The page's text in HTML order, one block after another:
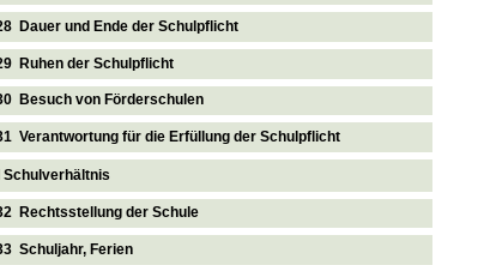
Dauer und Ende der Schulpflicht
Ruhen der Schulpflicht
Besuch von Förderschulen
Verantwortung für die Erfüllung der Schulpflicht
Schulverhältnis
Rechtsstellung der Schule
Schuljahr, Ferien